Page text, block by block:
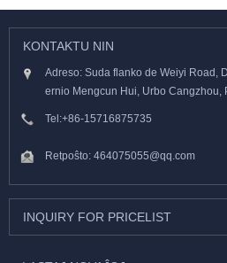
KONTAKTU NIN
Adreso: Suda flanko de Weiyi Road,
ernio Mengcun Hui, Urbo Cangzhou,
Tel:+86-15716875735
Retpoŝto: 464075055@qq.com
INQUIRY FOR PRICELIST